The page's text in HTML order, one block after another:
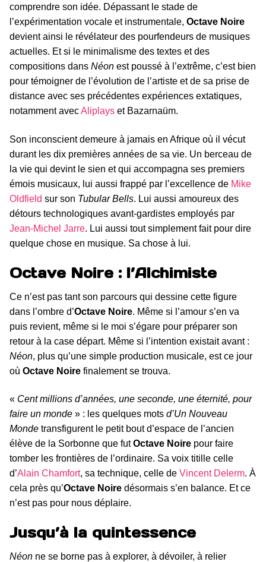
comprendre son idée. Dépassant le stade de
l’expérimentation vocale et instrumentale, Octave Noire
devient ainsi le révélateur des pourfendeurs de musiques
actuelles. Et si le minimalisme des textes et des
compositions dans Néon est poussé à l’extrême, c’est bien
pour témoigner de l’évolution de l’artiste et de sa prise de
distance avec ses précédentes expériences extatiques,
notamment avecAliplays et Bazarnaüm.
Son inconscient demeure à jamais en Afrique où il vécut
durant les dix premières années de sa vie. Un berceau de
la vie qui devint le sien et qui accompagna ses premiers
émois musicaux, lui aussi frappé par l’excellence de Mike
Oldfield sur son Tubular Bells. Lui aussi amoureux des
détours technologiques avant-gardistes employés par
Jean-Michel Jarre. Lui aussi tout simplement fait pour dire
quelque chose en musique. Sa chose à lui.
Octave Noire : l’Alchimiste
Ce n’est pas tant son parcours qui dessine cette figure
dans l’ombre d’Octave Noire. Même si l’amour s’en va
puis revient, même si le moi s’égare pour préparer son
retour à la case départ. Même si l’intention existait avant :
Néon, plus qu’une simple production musicale, est ce jour
où Octave Noire finalement se trouva.
« Cent millions d’années, une seconde, une éternité, pour
faire un monde » : les quelques mots d’Un Nouveau
Monde transfigurent le petit bout d’espace de l’ancien
élève de la Sorbonne que futOctave Noire pour faire
tomber les frontières de l’ordinaire. Sa voix titille celle
d’Alain Chamfort, sa technique, celle de Vincent Delerm. À
cela près qu’Octave Noire désormais s’en balance. Et ce
n’est pas pour nous déplaire.
Jusqu’à la quintessence
Néon ne se borne pas à explorer, à dévoiler, à relier